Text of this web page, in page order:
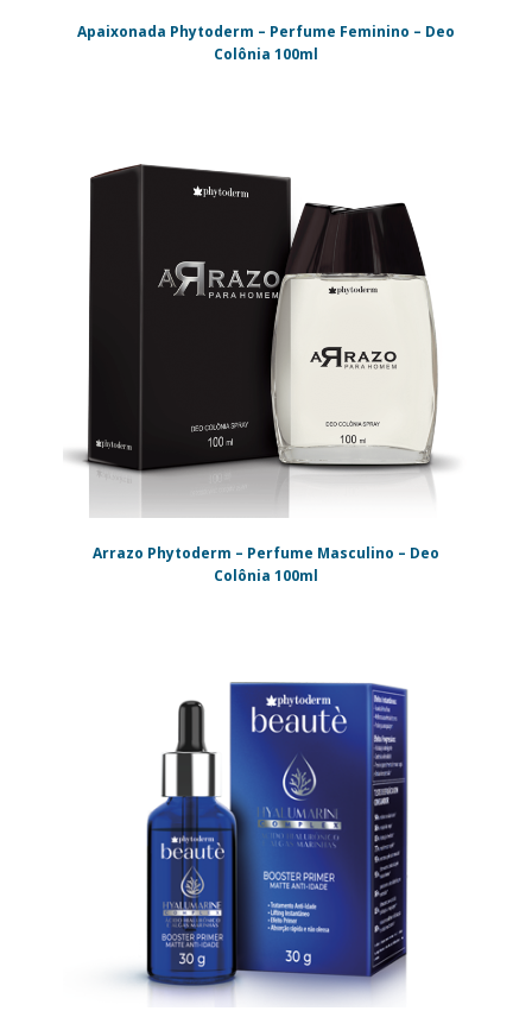
Apaixonada Phytoderm – Perfume Feminino – Deo
Colônia 100ml
Arrazo Phytoderm – Perfume Masculino – Deo
Colônia 100ml